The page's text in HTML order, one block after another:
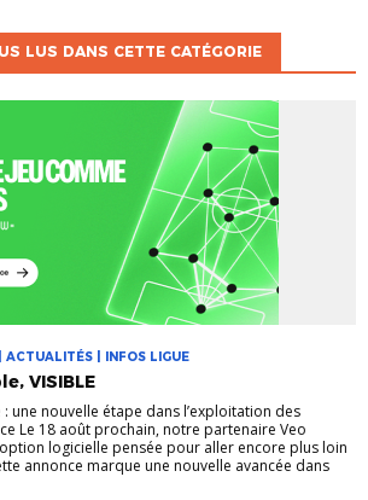
LUS DANS CETTE CATÉGORIE
| INFOS LIGUE
VISIBLE
: une nouvelle étape dans l’exploitation des
Le 18 août prochain, notre partenaire Veo
logicielle pensée pour aller encore plus loin
annonce marque une nouvelle avancée dans